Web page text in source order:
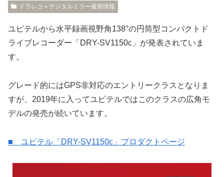
ドラレコ＋デジタルミラー最新情報
ユピテルから水平録画視野角138°の円筒型コンパクトド
ライブレコーダー「DRY-SV1150c」が発表されていま
す。
グレード的にはGPS非対応のエントリークラスとなりま
すが、2019年に入ってユピテルではこのクラスの広角モ
デルの発売が続いています。
■ ユピテル「DRY-SV1150c」プロダクトページ